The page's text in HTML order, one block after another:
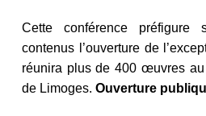
Cette conférence
contenus l’ouverture de
réunira plus de 400 œuvres
de Limoges. Ouverture